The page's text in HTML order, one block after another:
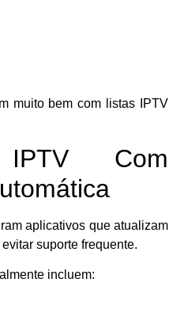
muito bem com listas IPTV
IPTV Com
aplicativos que atualizam
suporte frequente.
incluem: